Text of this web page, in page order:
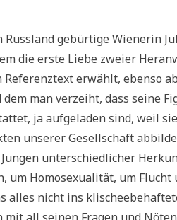
Russland gebürtige Wienerin
die erste Liebe zweier
Referenztext erwählt, ebenso
dem man verzeiht, dass seine
ja aufgeladen sind, weil
unserer Gesellschaft
unterschiedlicher
um Homosexualität, um
alles nicht ins
mit all seinen Fragen und